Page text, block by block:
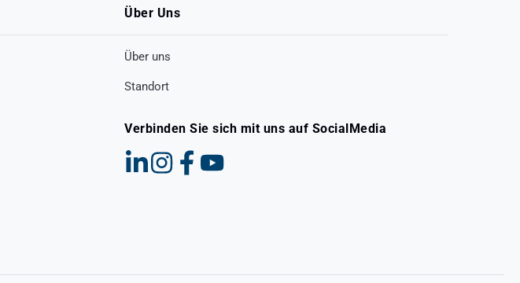
Über Uns
Über uns
Standort
Verbinden Sie sich mit uns auf SocialMedia